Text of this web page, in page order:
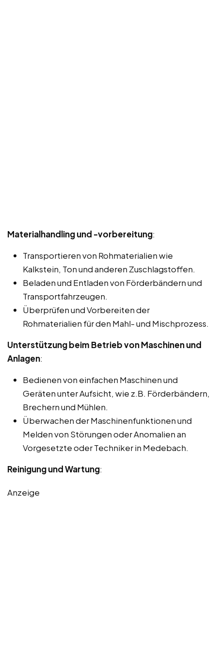
Materialhandling und -vorbereitung:
Transportieren von Rohmaterialien wie
Kalkstein, Ton und anderen Zuschlagstoffen.
Beladen und Entladen von Förderbändern und
Transportfahrzeugen.
Überprüfen und Vorbereiten der
Rohmaterialien für den Mahl- und Mischprozess.
Unterstützung beim Betrieb von Maschinen und
Anlagen:
Bedienen von einfachen Maschinen und
Geräten unter Aufsicht, wie z.B. Förderbändern,
Brechern und Mühlen.
Überwachen der Maschinenfunktionen und
Melden von Störungen oder Anomalien an
Vorgesetzte oder Techniker in Medebach.
Reinigung und Wartung:
Anzeige